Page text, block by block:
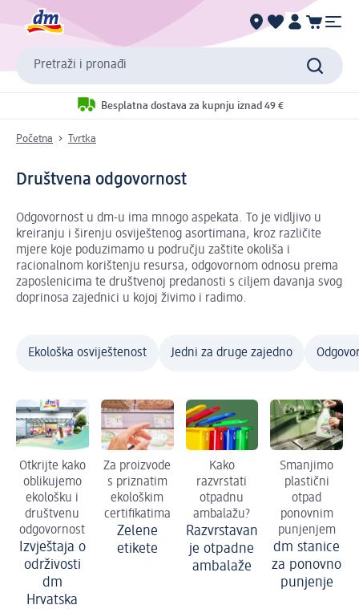
Pretraži i pronađi
Besplatna dostava za kupnju iznad 49 €
Početna Tvrtka
Društvena odgovornost
Odgovornost u dm-u ima mnogo aspekata. To je vidljivo u
kreiranju i širenju osviještenog asortimana, kroz različite
mjere koje poduzimamo u području zaštite okoliša i
racionalnom korištenju resursa, odgovornom odnosu prema
zaposlenicima te društvenoj predanosti s ciljem davanja svog
doprinosa zajednici u kojoj živimo i radimo.
Ekološka osviještenost Jedni za druge zajedno
Otkrijte kako
oblikujemo
ekološku i
društvenu
odgovornost
Izvještaja o
održivosti
dm
Hrvatska
Za proizvode
s priznatim
ekološkim
certifikatima
Zelene
etikete
Kako
razvrstati
otpadnu
ambalažu?
Razvrstavan
je otpadne
ambalaže
Smanjimo
plastični
otpad
ponovnim
punjenjem
dm stanice
za ponovno
punjenje